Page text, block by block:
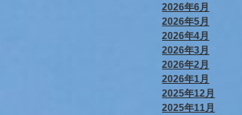
2026年6月
2026年5月
2026年4月
2026年3月
2026年2月
2026年1月
2025年12月
2025年11月